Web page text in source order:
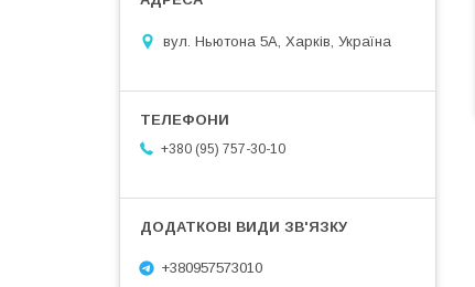
вул. Ньютона 5А, Харків, Україна
+380 (95) 757-30-10
+380957573010